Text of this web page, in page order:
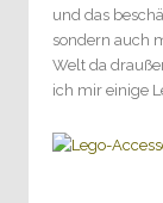
und das
sondern auch
Welt da
ich mir einige